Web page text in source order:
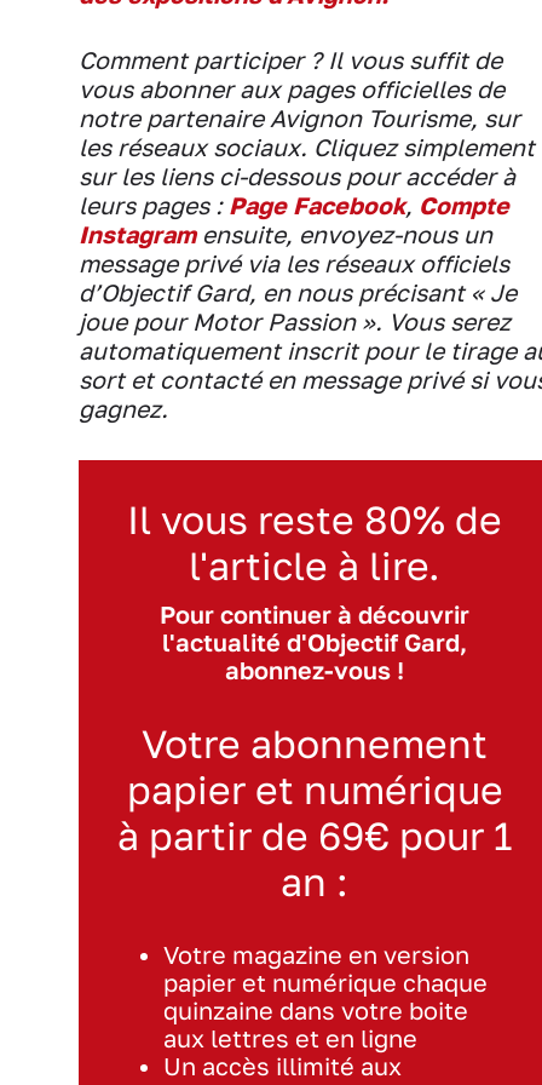
Comment participer ? Il vous suffit de
vous abonner aux pages officielles de
notre partenaire Avignon Tourisme, sur
les réseaux sociaux. Cliquez simplement
sur les liens ci-dessous pour accéder à
leurs pages :Page Facebook, Compte
Instagramensuite, envoyez-nous un
message privé via les réseaux officiels
d’Objectif Gard, en nous précisant « Je
joue pour Motor Passion ». Vous serez
automatiquement inscrit pour le tirage
sort et contacté en message privé si
gagnez.
Il vous reste 80% de
l'article à lire.
Pour continuer à découvrir
l'actualité d'Objectif Gard,
abonnez-vous !
Votre abonnement
papier et numérique
à partir de 69€ pour 1
an :
Votre magazine en version
papier et numérique chaque
quinzaine dans votre boite
aux lettres et en ligne
Un accès illimité aux